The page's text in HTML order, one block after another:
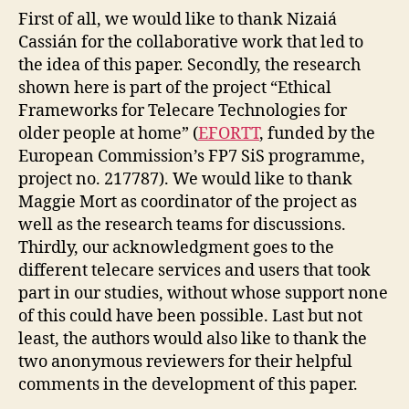
L
M
A
I
N
T
E
N
A
N
C
E
A
N
D
R
E
P
A
I
R
O
L
D
First of all, we would like to thank Nizaiá
Cassián for the collaborative work that led to
the idea of this paper. Secondly, the research
shown here is part of the project “Ethical
Frameworks for Telecare Technologies for
older people at home” (EFORTT, funded by the
European Commission’s FP7 SiS programme,
project no. 217787). We would like to thank
Maggie Mort as coordinator of the project as
well as the research teams for discussions.
Thirdly, our acknowledgment goes to the
different telecare services and users that took
part in our studies, without whose support none
of this could have been possible. Last but not
least, the authors would also like to thank the
two anonymous reviewers for their helpful
comments in the development of this paper.